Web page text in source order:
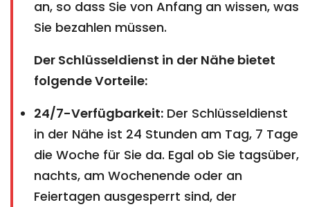
an, so dass Sie von Anfang an wissen, was
Sie bezahlen müssen.
Der Schlüsseldienst in der Nähe bietet
folgende Vorteile:
24/7-Verfügbarkeit: Der Schlüsseldienst
in der Nähe ist 24 Stunden am Tag, 7 Tage
die Woche für Sie da. Egal ob Sie tagsüber,
nachts, am Wochenende oder an
Feiertagen ausgesperrt sind, der